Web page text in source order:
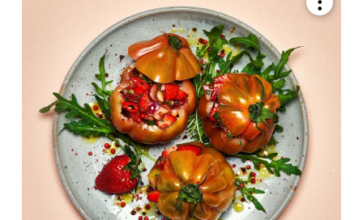
recipe